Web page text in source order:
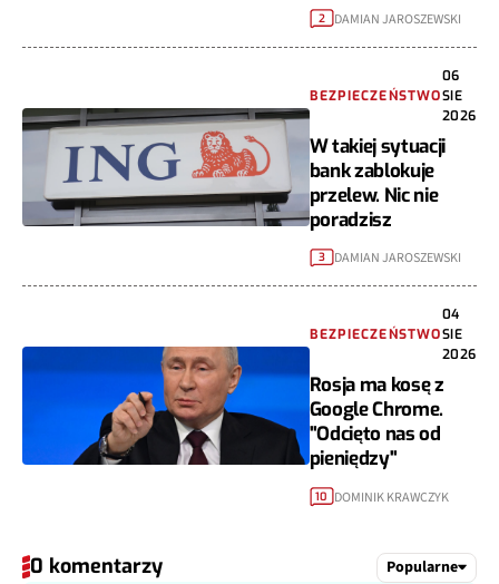
2 DAMIAN JAROSZEWSKI
BEZPIECZEŃSTWO
06
SIE
2026
W takiej sytuacji
bank zablokuje
przelew. Nic nie
poradzisz
3 DAMIAN JAROSZEWSKI
BEZPIECZEŃSTWO
04
SIE
2026
Rosja ma kosę z
Google Chrome.
"Odcięto nas od
pieniędzy"
10 DOMINIK KRAWCZYK
0 komentarzy Popularne